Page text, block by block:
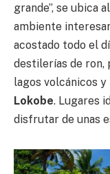
grande”, se ubica
ambiente
acostado todo el
destilerías de ron,
lagos volcánicos
Lokobe. Lugares
disfrutar de unas